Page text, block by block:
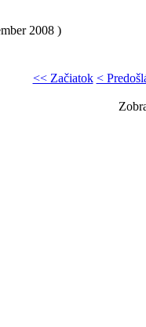
2008 )
<< Začiatok <